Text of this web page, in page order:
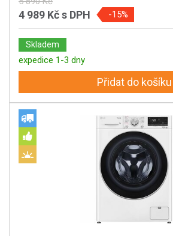
4 989 Kčs DPH -15%
Skladem
expedice 1-3 dny
Přidat do košíku